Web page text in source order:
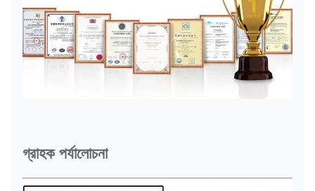
গ্রাহক পর্যালোচনা